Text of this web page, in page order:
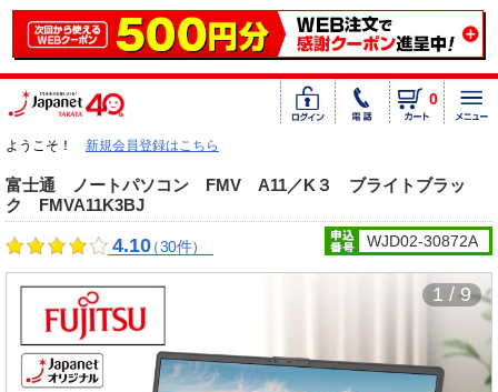
0
ようこそ！ 新規会員登録はこちら
富士通 ノートパソコン FMV A11／K３ ブライトブラッ
ク FMVA11K3BJ
4.10（30件） WJD02-30872A
1 / 9